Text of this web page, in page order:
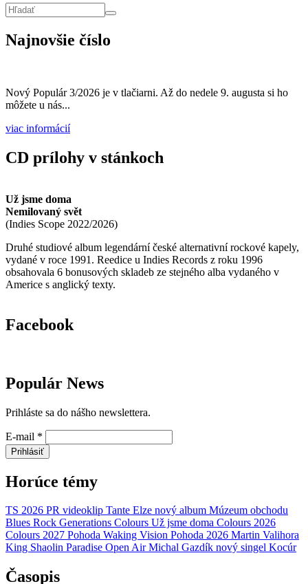
Najnovšie číslo
Nový Populár 3/2026 je v tlačiarni. Až do nedele 9. augusta si ho
môžete u nás...
viac informácií
CD prílohy v stánkoch
Už jsme doma
Nemilovaný svět
(Indies Scope 2022/2026)
Druhé studiové album legendární české alternativní rockové kapely,
vydané v roce 1991. Reedice u Indies Records z roku 1996
obsahovala 6 bonusových skladeb ze stejného alba vydaného v
Americe s anglický texty.
Facebook
Populár News
Prihláste sa do nášho newslettera.
E-mail *
Prihlásiť
Horúce témy
TS 2026 PR videoklip Tante Elze nový album Múzeum obchodu
Blues Rock Generations Colours Už jsme doma Colours 2026
Colours 2027 Pohoda Waking Vision Pohoda 2026 Martin Valihora
King Shaolin Paradise Open Air Michal Gazdík nový singel Kocúr
Časopis